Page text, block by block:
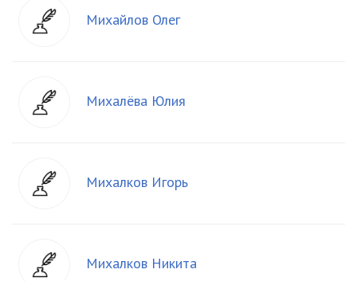
Михайлов Олег
Михалёва Юлия
Михалков Игорь
Михалков Никита